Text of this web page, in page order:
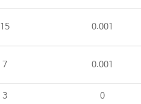
15 0.001
7 0.001
3 0